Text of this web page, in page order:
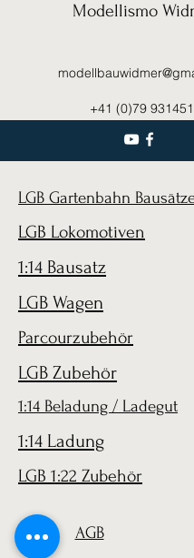
Modellismo
+41 (0)79
LGB Gartenbahn
LGB Lokomotiven
1:14 Bausatz
LGB Wagen
Parcourzubehör
LGB Zubehör
1:14 Beladung / Ladegut
1:14 Ladung
LGB 1:22 Zubehör
AGB